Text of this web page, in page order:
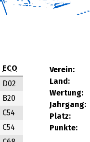
Verein:
Land:
Wertung:
Jahrgang:
Platz:
Punkte:
ECO
D02
B20
C54
C54